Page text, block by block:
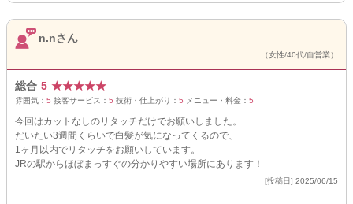
n.nさん
（女性/40代/自営業）
総合 5 ★★★★★
雰囲気： 5 接客サービス： 5 技術・仕上がり： 5 メニュー・料金： 5
今回はカットなしのリタッチだけでお願いしました。
だいたい3週間くらいで白髪が気になってくるので、
1ヶ月以内でリタッチをお願いしています。
JRの駅からほぼまっすぐの分かりやすい場所にあります！
[投稿日] 2025/06/15